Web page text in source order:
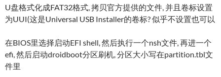
U盘格式化成FAT32格式, 拷贝官方提供的文件, 并且卷标设置
为UUI(这是Universal USB Installer的卷标? 似乎不设置也可以
在BIOS里选择启动EFI shell, 然后执行一个nsh文件, 再进一个
efi, 然后启动droidboot分区刷机, 分区大小写在partition.tbl文
件里